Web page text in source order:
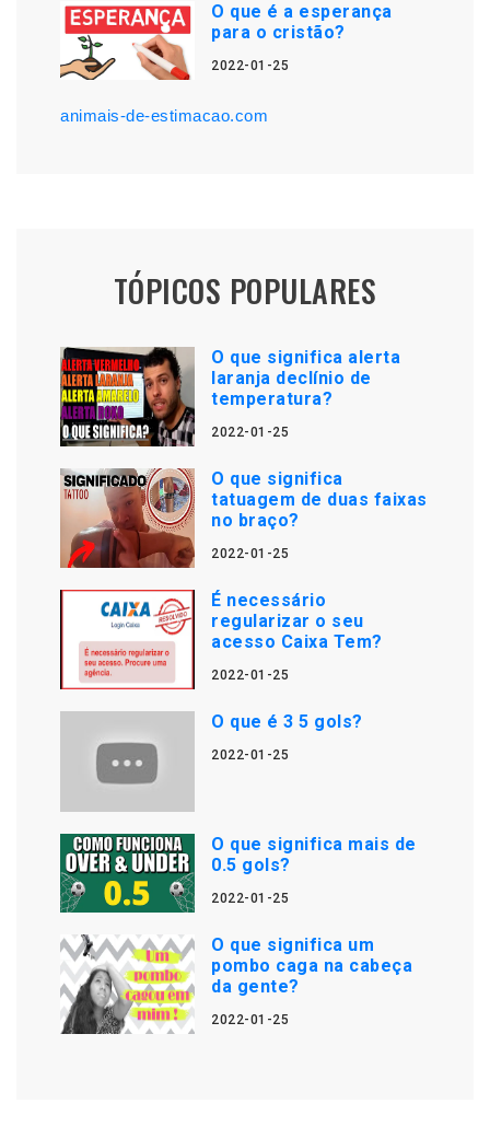
O que é a esperança
para o cristão?
2022-01-25
animais-de-estimacao.com
TÓPICOS POPULARES
O que significa alerta
laranja declínio de
temperatura?
2022-01-25
O que significa
tatuagem de duas faixas
no braço?
2022-01-25
É necessário
regularizar o seu
acesso Caixa Tem?
2022-01-25
O que é 3 5 gols?
2022-01-25
O que significa mais de
0.5 gols?
2022-01-25
O que significa um
pombo caga na cabeça
da gente?
2022-01-25